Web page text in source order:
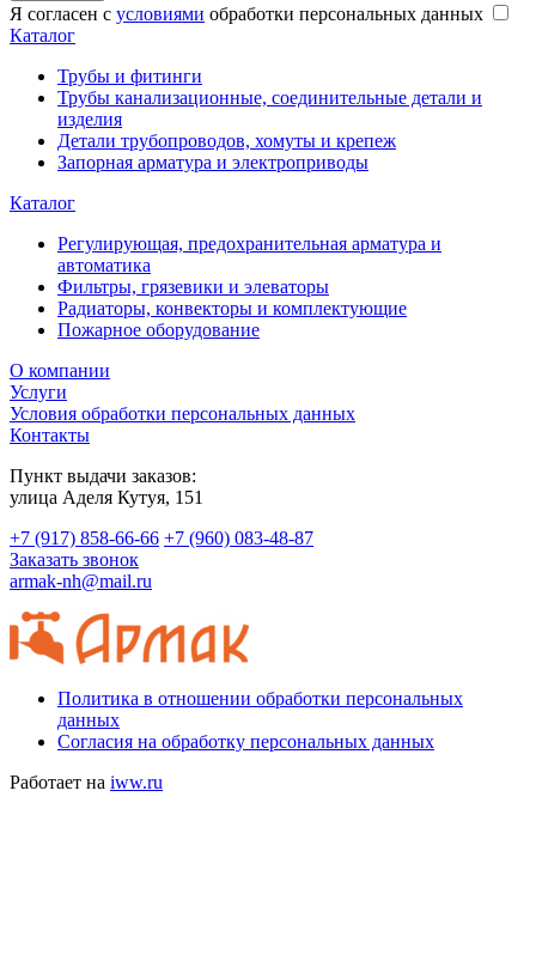
Я согласен с условиями обработки персональных данных
Каталог
Трубы и фитинги
Трубы канализационные, соединительные детали и
изделия
Детали трубопроводов, хомуты и крепеж
Запорная арматура и электроприводы
Каталог
Регулирующая, предохранительная арматура и
автоматика
Фильтры, грязевики и элеваторы
Радиаторы, конвекторы и комплектующие
Пожарное оборудование
О компании
Услуги
Условия обработки персональных данных
Контакты
Пункт выдачи заказов:
​улица Аделя Кутуя, 151
+7 (917) 858-66-66 +7 (960) 083-48-87
Заказать звонок
armak-nh@mail.ru
Политика в отношении обработки персональных
данных
Согласия на обработку персональных данных
Работает на iww.ru